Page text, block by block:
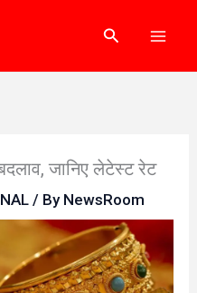
Search
जानिए लेटेस्ट रेट
/ By NewsRoom